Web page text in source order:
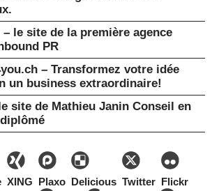
– le site de la première agence
PR
– Transformez votre idée
un business extraordinaire!
site de Mathieu Janin Conseil en
XING Plaxo Delicious Twitter Flickr